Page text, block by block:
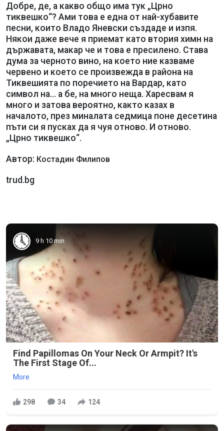
Добре, де, а какво общо има тук „Црно
тиквешко“? Ами това е една от най-хубавите
песни, които Владо Яневски създаде и изпя.
Някои даже вече я приемат като втория химн на
държавата, макар че и това е пресилено. Става
дума за черното вино, на което ние казваме
червено и което се произвежда в района на
Тиквешията по поречието на Вардар, като
символ на... а бе, на много неща. Харесвам я
много и затова вероятно, както казах в
началото, през миналата седмица поне десетина
пъти си я пусках да я чуя отново. И отново.
„Црно тиквешко“.
Автор: Костадин Филипов
trud.bg
9 h 10 min
Find Papillomas On Your Neck Or Armpit? It's
The First Stage Of...
More
298 34 124